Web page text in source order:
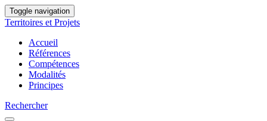
Toggle navigation
Territoires et Projets
Accueil
Références
Compétences
Modalités
Principes
Rechercher